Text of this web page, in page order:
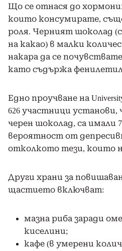
Що се отнася до
които консумирате,
роля. Черният шоколад
на какао) в малки
накара да се
като съдържа
Едно проучване на
626 участници
черен шоколад, са имали
вероятност от
отколкото тези, които
Други храни за
щастието включват:
мазна риба заради
киселини;
кафе (в умерени